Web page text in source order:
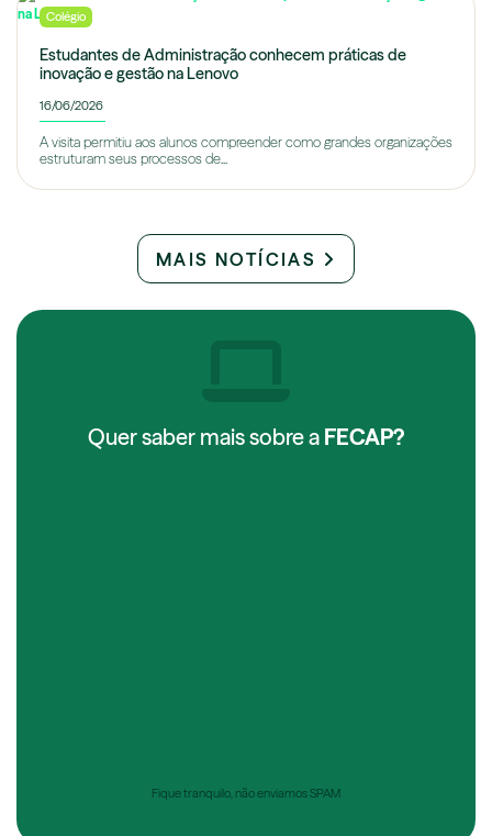
Colégio
Estudantes de Administração conhecem práticas de
inovação e gestão na Lenovo
16/06/2026
A visita permitiu aos alunos compreender como grandes organizações
estruturam seus processos de...
MAIS NOTÍCIAS
Quer saber mais sobre a FECAP?
Fique tranquilo, não enviamos SPAM